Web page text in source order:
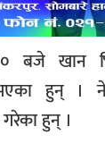
बजे खान
हुन् ।
हुन् ।